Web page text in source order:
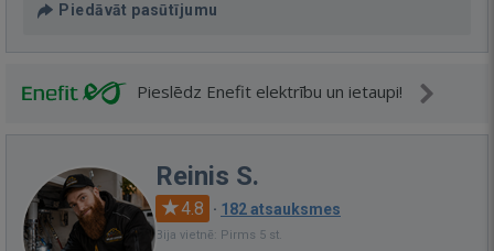
Piedāvāt pasūtījumu
Pieslēdz Enefit elektrību un ietaupi!
Reinis S.
4.8 · 182 atsauksmes
Bija vietnē: Pirms 5 st.